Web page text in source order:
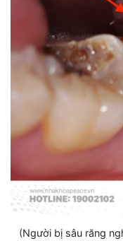
(Người bị sâu răng